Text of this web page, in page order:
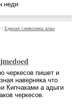
неди
| Единая символика алан
черкесов пишет и
наверняка что
Кипчаками а адыги
черкесов.